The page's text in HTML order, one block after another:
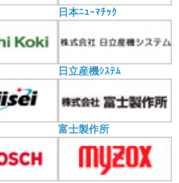
日本ﾆｭｰﾏﾁｯｸ
日立産機ｼｽﾃﾑ
富士製作所